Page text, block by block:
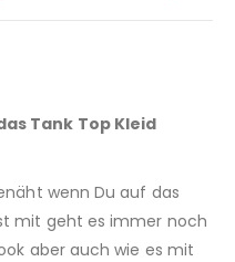
Tank Top Kleid
wenn Du auf das
mit geht es immer noch
aber auch wie es mit